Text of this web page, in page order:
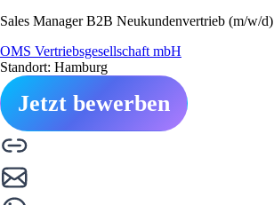
Sales Manager B2B Neukundenvertrieb (m/w/d)
OMS Vertriebsgesellschaft mbH
Standort: Hamburg
Jetzt bewerben